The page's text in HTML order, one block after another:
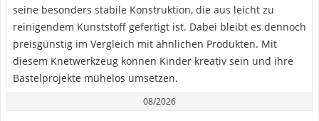
seine besonders stabile Konstruktion, die aus leicht zu
reinigendem Kunststoff gefertigt ist. Dabei bleibt es dennoch
preisgünstig im Vergleich mit ähnlichen Produkten. Mit
diesem Knetwerkzeug können Kinder kreativ sein und ihre
Bastelprojekte mühelos umsetzen.
08/2026